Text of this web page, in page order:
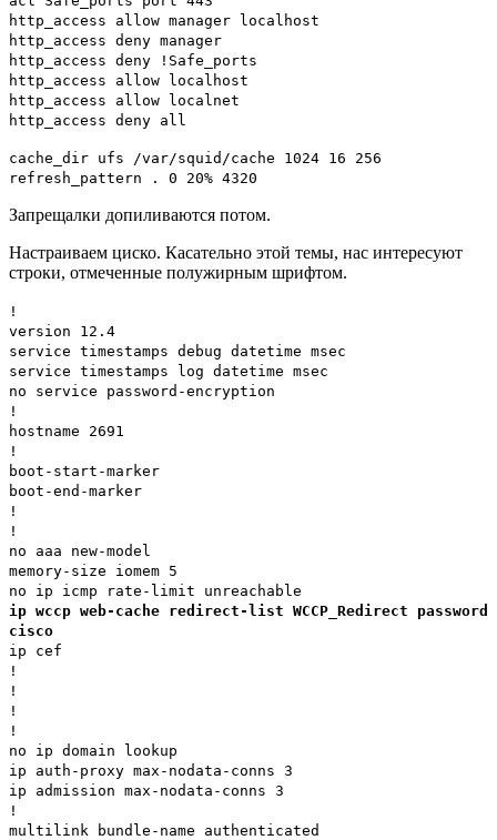
http_access allow manager localhost
http_access deny manager
http_access deny !Safe_ports
http_access allow localhost
http_access allow localnet
http_access deny all
cache_dir ufs /var/squid/cache 1024 16 256
refresh_pattern . 0 20% 4320
Запрещалки допиливаются потом.
Настраиваем циско. Касательно этой темы, нас интересуют
строки, отмеченные полужирным шрифтом.
!
version 12.4
service timestamps debug datetime msec
service timestamps log datetime msec
no service password-encryption
!
hostname 2691
!
boot-start-marker
boot-end-marker
!
!
no aaa new-model
memory-size iomem 5
no ip icmp rate-limit unreachable
ip wccp web-cache redirect-list WCCP_Redirect password
cisco
ip cef
!
!
!
!
no ip domain lookup
ip auth-proxy max-nodata-conns 3
ip admission max-nodata-conns 3
!
multilink bundle-name authenticated